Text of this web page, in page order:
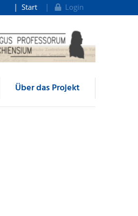
Start Login
Über das Projekt